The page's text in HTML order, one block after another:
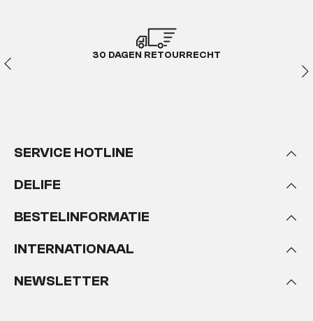
Clovis in XL-formaat
van een grotere salontafel. Als u graag een film- of
TV eet of verre familieleden moet vermaken met
grote salontafel. Zou het dan niet geweldig zijn als er
modulair systeem kan worden uitgebreid, zodat er in
kan staan? Ja, dat dachten wij ook en daarom
30 DAGEN RETOURRECHT
SERVICE HOTLINE
DELIFE
BESTELINFORMATIE
INTERNATIONAAL
NEWSLETTER